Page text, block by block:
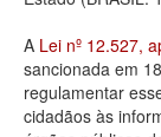
Contato
A Lei nº 12.527,
sancionada em
regulamentar
cidadãos às